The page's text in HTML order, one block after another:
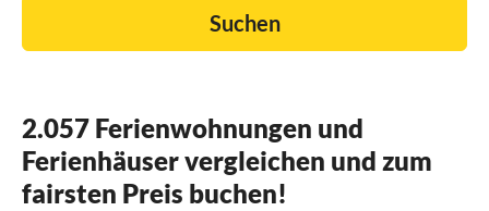
Suchen
2.057 Ferienwohnungen und
Ferienhäuser vergleichen und zum
fairsten Preis buchen!